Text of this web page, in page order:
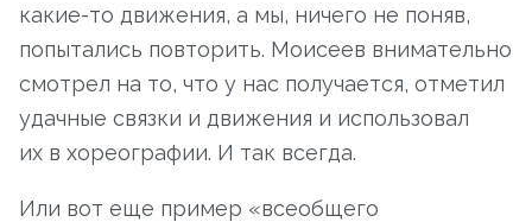
какие-то движения, а мы, ничего не поняв,
попытались повторить. Моисеев внимательно
смотрел на то, что у нас получается, отметил
удачные связки и движения и использовал
их в хореографии. И так всегда.
Или вот еще пример «всеобщего